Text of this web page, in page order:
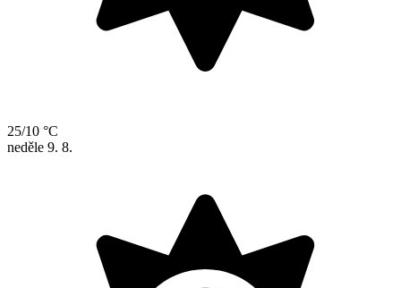
25/10 °C
neděle 9. 8.